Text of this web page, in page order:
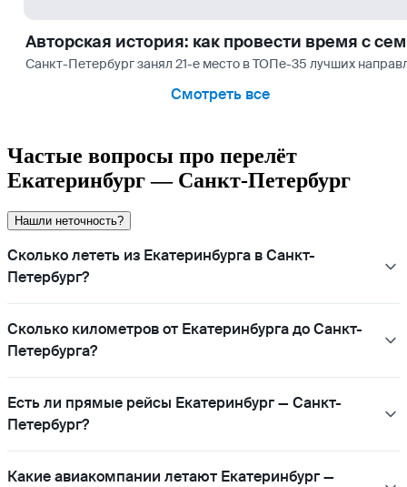
Авторская история: как провести время с
Санкт-Петербург занял 21-е место в ТОПе-35 лучших
Смотреть все
Частые вопросы про перелёт
Екатеринбург — Санкт-Петербург
Нашли неточность?
Сколько лететь из Екатеринбурга в Санкт-
Петербург?
Сколько километров от Екатеринбурга до Санкт-
Петербурга?
Есть ли прямые рейсы Екатеринбург — Санкт-
Петербург?
Какие авиакомпании летают Екатеринбург —